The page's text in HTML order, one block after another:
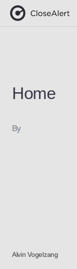
Home
By
Alvin Vogelzang